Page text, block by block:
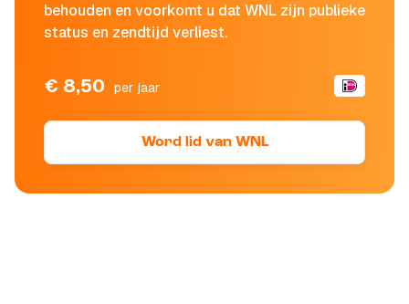
behouden en voorkomt u dat WNL zijn publieke
status en zendtijd verliest.
€ 8,50 per jaar
Word lid van WNL